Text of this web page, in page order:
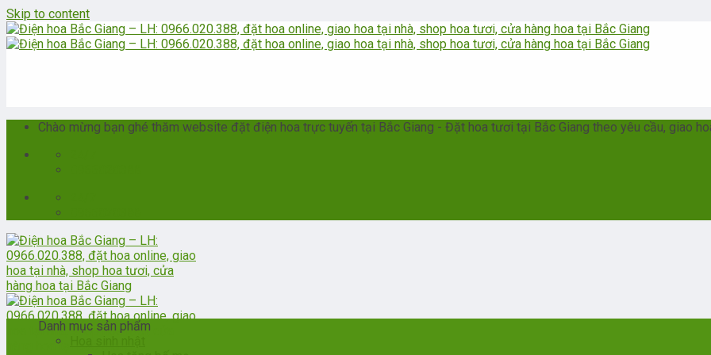
Skip to content
Chào mừng bạn ghé thăm website đặt điện hoa trực tuyến tại Bắc Giang - Đặt hoa tươi tại Bắc Giang theo yêu cầu, giao
Danh mục sản phẩm